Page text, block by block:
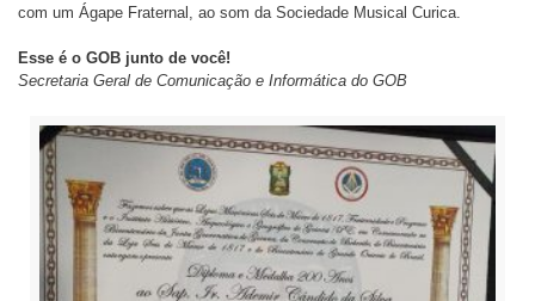
com um Ágape Fraternal, ao som da Sociedade Musical Curica.
Esse é o GOB junto de você!
Secretaria Geral de Comunicação e Informática do GOB